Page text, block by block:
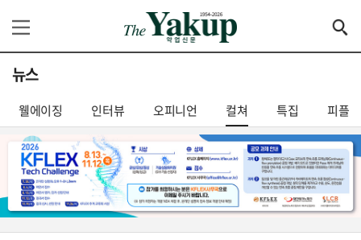
뉴스
웰에이징 인터뷰 오피니언 컬쳐 특집 피플